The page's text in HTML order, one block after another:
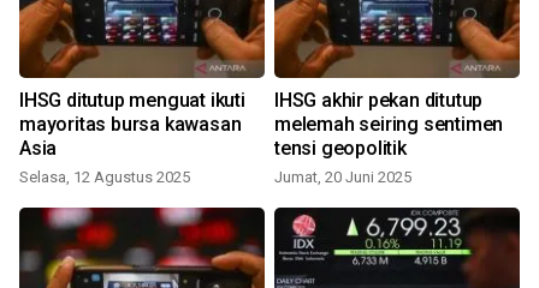
IHSG ditutup menguat ikuti
mayoritas bursa kawasan
Asia
Selasa, 12 Agustus 2025
IHSG akhir pekan ditutup
melemah seiring sentimen
tensi geopolitik
Jumat, 20 Juni 2025